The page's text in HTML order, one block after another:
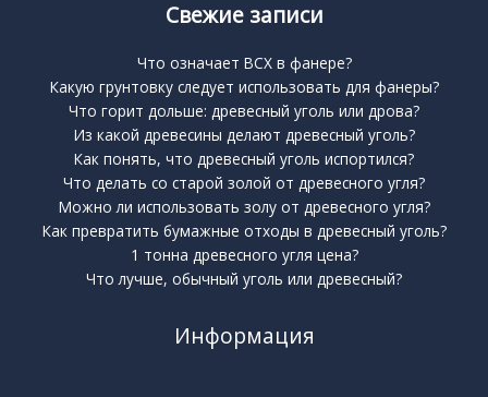
Свежие записи
Что означает BCX в фанере?
Какую грунтовку следует использовать для фанеры?
Что горит дольше: древесный уголь или дрова?
Из какой древесины делают древесный уголь?
Как понять, что древесный уголь испортился?
Что делать со старой золой от древесного угля?
Можно ли использовать золу от древесного угля?
Как превратить бумажные отходы в древесный уголь?
1 тонна древесного угля цена?
Что лучше, обычный уголь или древесный?
Информация